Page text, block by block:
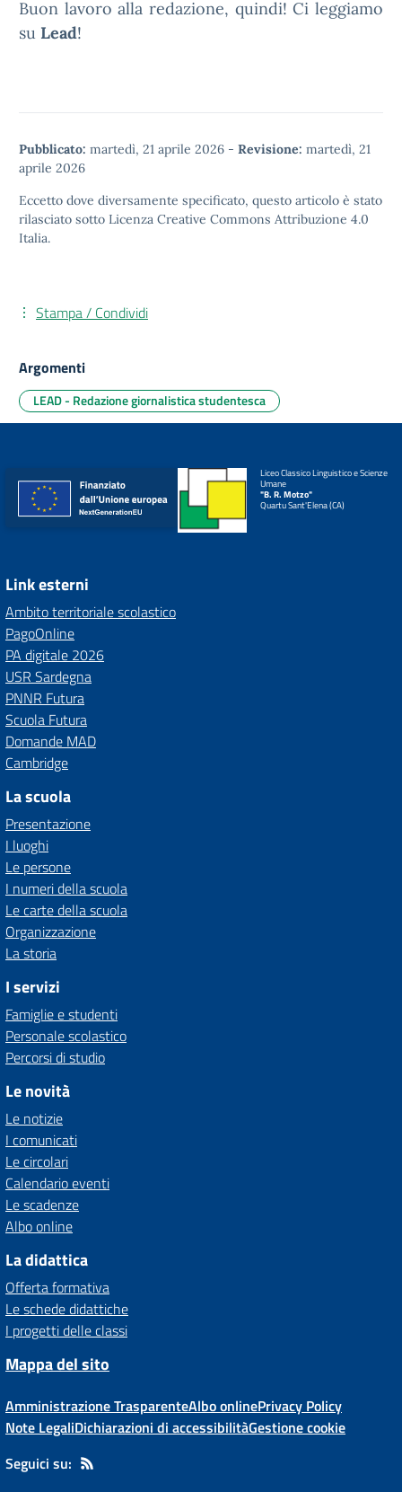
Buon lavoro alla redazione, quindi! Ci leggiamo
su Lead!
Pubblicato: martedì, 21 aprile 2026 - Revisione: martedì, 21
aprile 2026
Eccetto dove diversamente specificato, questo articolo è stato
rilasciato sotto Licenza Creative Commons Attribuzione 4.0
Italia.
Stampa / Condividi
Argomenti
LEAD - Redazione giornalistica studentesca
Liceo Classico Linguistico e Scienze
Umane
"B. R. Motzo"
Quartu Sant'Elena (CA)
Link esterni
Ambito territoriale scolastico
PagoOnline
PA digitale 2026
USR Sardegna
PNNR Futura
Scuola Futura
Domande MAD
Cambridge
La scuola
Presentazione
I luoghi
Le persone
I numeri della scuola
Le carte della scuola
Organizzazione
La storia
I servizi
Famiglie e studenti
Personale scolastico
Percorsi di studio
Le novità
Le notizie
I comunicati
Le circolari
Calendario eventi
Le scadenze
Albo online
La didattica
Offerta formativa
Le schede didattiche
I progetti delle classi
Mappa del sito
Amministrazione TrasparenteAlbo onlinePrivacy Policy
Note LegaliDichiarazioni di accessibilitàGestione cookie
Seguici su: